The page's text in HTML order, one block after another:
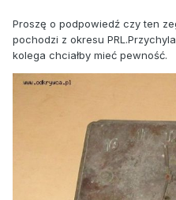
Proszę o podpowiedź czy ten
pochodzi z okresu
kolega chciałby mieć pewność.